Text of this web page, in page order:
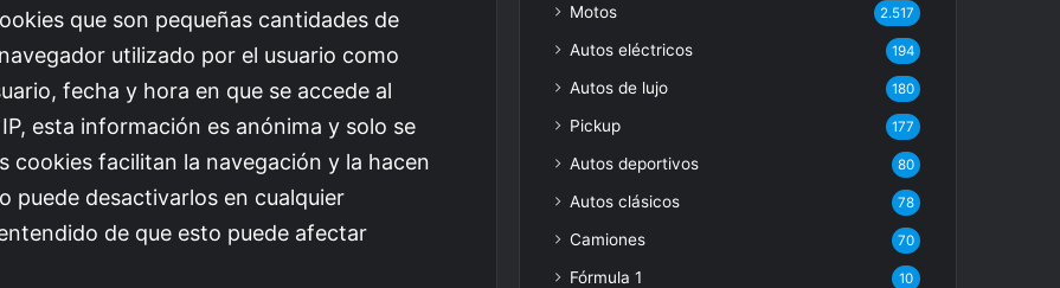
que son pequeñas cantidades de
utilizado por el usuario como
fecha y hora en que se accede al
esta información es anónima y solo se
cookies facilitan la navegación y la hacen
puede desactivarlos en cualquier
de que esto puede afectar
Motos 2.517
Autos eléctricos 194
Autos de lujo 180
Pickup 177
Autos deportivos 80
Autos clásicos 78
Camiones 70
Fórmula 1 10